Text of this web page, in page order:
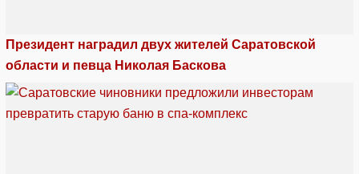
Президент наградил двух жителей Саратовской
области и певца Николая Баскова